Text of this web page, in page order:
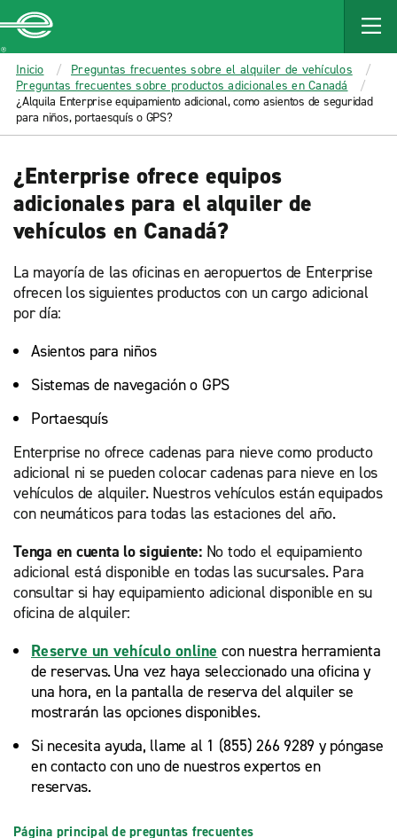
MAIN
CONTENT
Enterprise
Inicio
Preguntas frecuentes sobre el alquiler de vehículos
Preguntas frecuentes sobre productos adicionales en Canadá
¿Alquila Enterprise equipamiento adicional, como asientos de seguridad
para niños, portaesquís o GPS?
¿Enterprise ofrece equipos
adicionales para el alquiler de
vehículos en Canadá?
La mayoría de las oficinas en aeropuertos de Enterprise
ofrecen los siguientes productos con un cargo adicional
por día:
Asientos para niños
Sistemas de navegación o GPS
Portaesquís
Enterprise no ofrece cadenas para nieve como producto
adicional ni se pueden colocar cadenas para nieve en los
vehículos de alquiler. Nuestros vehículos están equipados
con neumáticos para todas las estaciones del año.
Tenga en cuenta lo siguiente: No todo el equipamiento
adicional está disponible en todas las sucursales. Para
consultar si hay equipamiento adicional disponible en su
oficina de alquiler:
Reserve un vehículo online con nuestra herramienta
de reservas. Una vez haya seleccionado una oficina y
una hora, en la pantalla de reserva del alquiler se
mostrarán las opciones disponibles.
Si necesita ayuda, llame al 1 (855) 266 9289 y póngase
en contacto con uno de nuestros expertos en
reservas.
Página principal de preguntas frecuentes